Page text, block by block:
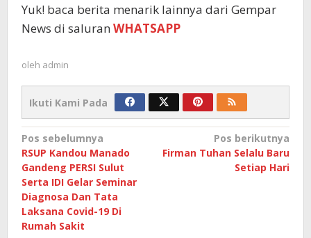
Yuk! baca berita menarik lainnya dari Gempar
News di saluran WHATSAPP
oleh admin
Ikuti Kami Pada
Navigasi
pos
Pos sebelumnya
RSUP Kandou Manado
Gandeng PERSI Sulut
Serta IDI Gelar Seminar
Diagnosa Dan Tata
Laksana Covid-19 Di
Rumah Sakit
Pos berikutnya
Firman Tuhan Selalu Baru
Setiap Hari